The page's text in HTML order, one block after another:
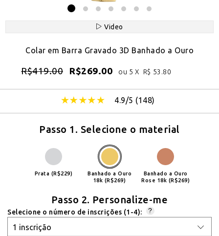
Video
Colar em Barra Gravado 3D Banhado a Ouro
R$419.00 R$269.00 ou 5 X R$ 53.80
4.9/5 (148)
Passo 1. Selecione o material
Prata (R$229)
Banhado a Ouro
18k (R$269)
Banhado a Ouro
Rose 18k (R$269)
Passo 2. Personalize-me
Selecione o número de inscrições (1-4): ?